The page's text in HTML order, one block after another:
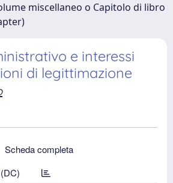
miscellaneo o Capitolo di libro
e interessi
di legittimazione
Scheda completa